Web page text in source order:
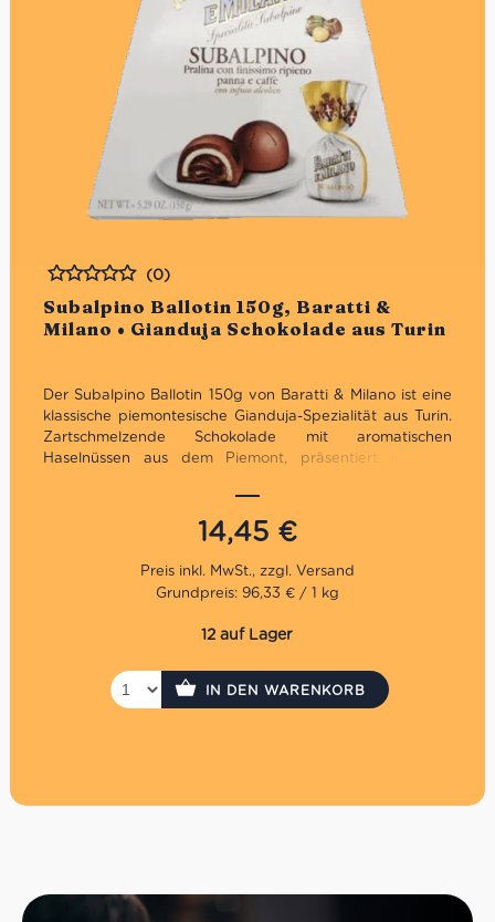
Subalpino Ballotin 150g, Baratti &
Milano • Gianduja Schokolade aus Turin
Bewertet
(0)
Der Subalpino Ballotin 150g von Baratti & Milano ist eine
klassische piemontesische Gianduja-Spezialität aus Turin.
Zartschmelzende Schokolade mit aromatischen
Haselnüssen aus dem Piemont, präsentiert in einer
14,45 €
Grundpreis: 96,33 € / 1 kg
12 auf Lager
IN DEN WARENKORB